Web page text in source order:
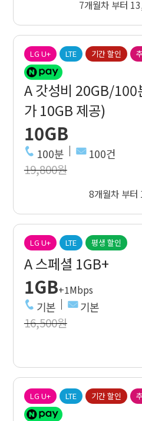
7개월차 부터
LG U+ LTE 기간 할인
A 갓성비 20GB/100
가 10GB 제공)
10GB
100분 100건
19,800원
8개월차 부
LG U+ LTE 평생 할인
A 스페셜 1GB+
1GB+1Mbps
기본 기본
16,500원
LG U+ LTE 기간 할인